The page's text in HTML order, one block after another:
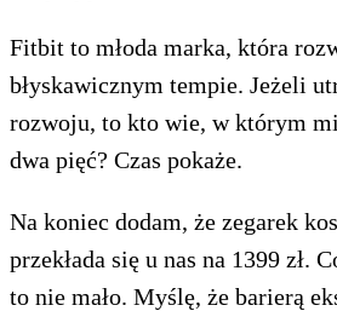
Fitbit to młoda marka, która
błyskawicznym tempie. Jeżeli
rozwoju, to kto wie, w którym
dwa pięć? Czas pokaże.
Na koniec dodam, że zegarek
przekłada się u nas na 1399 zł.
to nie mało. Myślę, że barierą